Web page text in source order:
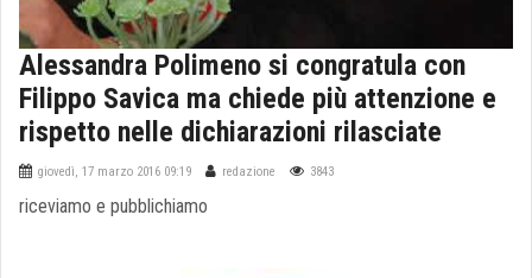
Alessandra Polimeno si congratula con
Filippo Savica ma chiede più attenzione e
rispetto nelle dichiarazioni rilasciate
giovedì, 17 marzo 2016 09:19 redazione 3843
riceviamo e pubblichiamo